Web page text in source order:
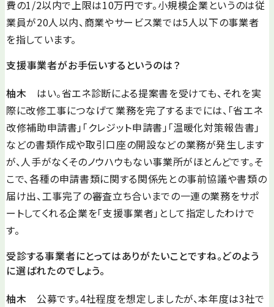
費の1/2以内で上限は10万円です。小規模企業というのは従
業員が20人以内、商業やサービス業では5人以下の事業者
を指しています。
支援事業者がお手伝いするというのは？
柚木 はい。省エネ診断による提案書を受けても、それを実
際に改修工事につなげて業務を完了するまでには、「省エネ
改修補助申請書」「クレジット申請書」「温暖化対策報告書」
などの書類作成や取引口座の開設などの業務が発生します
が、人手がなくそのノウハウもない事業所がほとんどです。そ
こで、各種の申請書類に関する関係先との事前協議や書類の
届け出、工事完了の審査立ち合いまでの一連の業務をサポ
ートしてくれる企業を「支援事業者」として指定したわけで
す。
受診する事業者にとってはありがたいことですね。どのよう
に選ばれたのでしょう。
柚木 公募です。4社程度を想定しましたが、本年度は3社で